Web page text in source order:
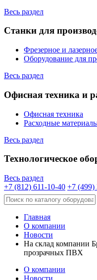
Весь раздел
Станки для
Фрезерное и
Оборудование для
Весь раздел
Офисная техника и
Офисная техника
Расходные
Весь раздел
Технологическое
Весь раздел
+7 (812) 611-10-40 +7 (499)
Главная
О компании
Новости
На склад компании
прозрачных ПВХ
О компании
Новости